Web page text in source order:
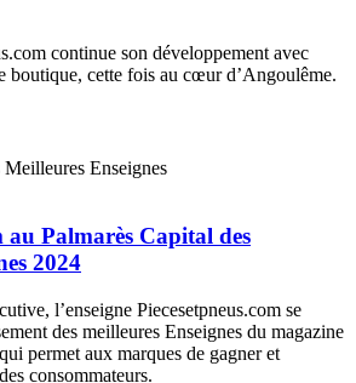
continue son développement avec
boutique, cette fois au cœur d’Angoulême.
Enseignes
au Palmarès Capital des
2024
l’enseigne Piecesetpneus.com se
des meilleures Enseignes du magazine
permet aux marques de gagner et
consommateurs.